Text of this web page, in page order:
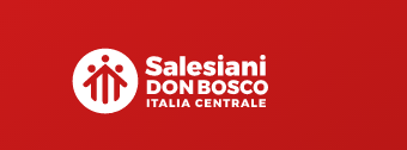
contenuto